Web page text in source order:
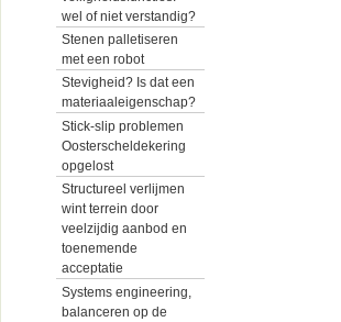
wel of niet verstandig?
Stenen palletiseren
met een robot
Stevigheid? Is dat een
materiaaleigenschap?
Stick-slip problemen
Oosterscheldekering
opgelost
Structureel verlijmen
wint terrein door
veelzijdig aanbod en
toenemende
acceptatie
Systems engineering,
balanceren op de